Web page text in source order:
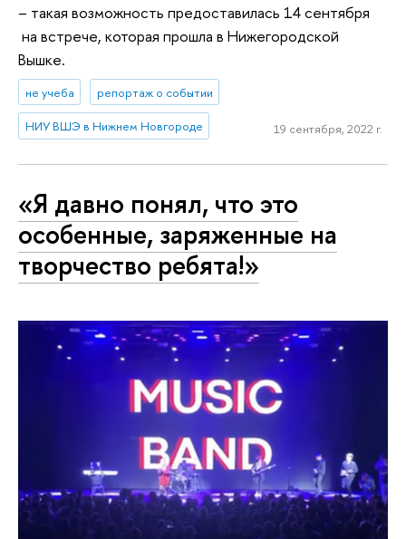
– такая возможность предоставилась 14 сентября
на встрече, которая прошла в Нижегородской
Вышке.
не учеба репортаж о событии
НИУ ВШЭ в Нижнем Новгороде 19 сентября, 2022 г.
«Я давно понял, что это
особенные, заряженные на
творчество ребята!»